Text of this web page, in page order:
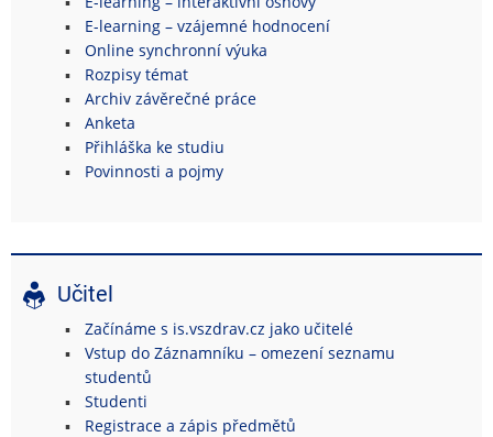
E-learning – vzájemné hodnocení
Online synchronní výuka
Rozpisy témat
Archiv závěrečné práce
Anketa
Přihláška ke studiu
Povinnosti a pojmy
Učitel
Začínáme s is.vszdrav.cz jako učitelé
Vstup do Záznamníku – omezení seznamu
studentů
Studenti
Registrace a zápis předmětů